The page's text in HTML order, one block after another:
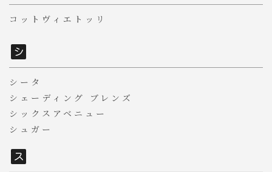
コットヴィエトッリ
シータ
シェーディング ブレンズ
シックスアベニュー
シュガー